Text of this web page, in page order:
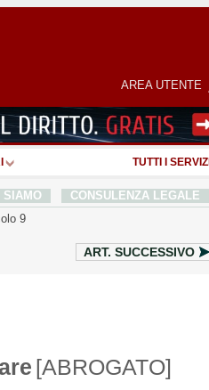
AREA UTENTE
TUTTI I SERVIZI
SIAMO
CONSULENZA LEGALE
9
ART. SUCCESSIVO
[ABROGATO]